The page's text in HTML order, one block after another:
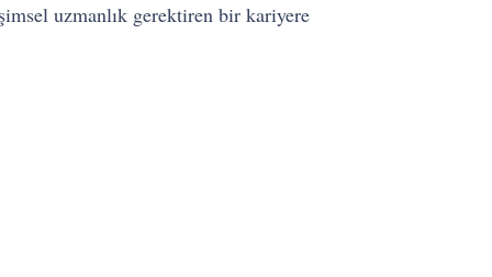
uzmanlık gerektiren bir kariyere